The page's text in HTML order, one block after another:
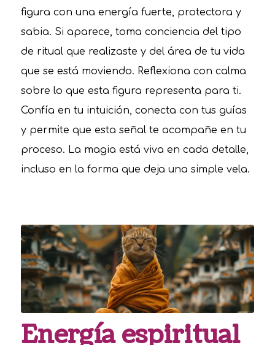
figura con una energía fuerte, protectora y
sabia. Si aparece, toma conciencia del tipo
de ritual que realizaste y del área de tu vida
que se está moviendo. Reflexiona con calma
sobre lo que esta figura representa para ti.
Confía en tu intuición, conecta con tus guías
y permite que esta señal te acompañe en tu
proceso. La magia está viva en cada detalle,
incluso en la forma que deja una simple vela.
Energía espiritual